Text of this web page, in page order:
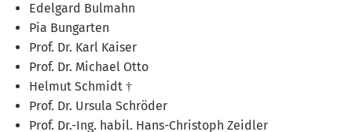
Edelgard Bulmahn
Pia Bungarten
Prof. Dr. Karl Kaiser
Prof. Dr. Michael Otto
Helmut Schmidt †
Prof. Dr. Ursula Schröder
Prof. Dr.-Ing. habil. Hans-Christoph Zeidler